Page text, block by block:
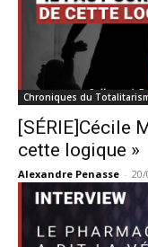
Chroniques du
[SÉRIE]Cécile
cette logique »
Alexandre Penasse - 20/